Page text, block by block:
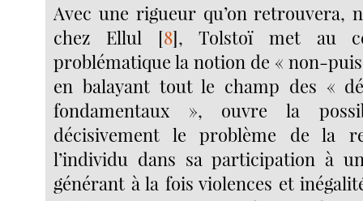
Avec une rigueur qu’on retrouvera,
chez Ellul [8], Tolstoï met au
problématique la notion de « non-
en balayant tout le champ des «
fondamentaux », ouvre la
décisivement le problème de la
l’individu dans sa participation à
générant à la fois violences et